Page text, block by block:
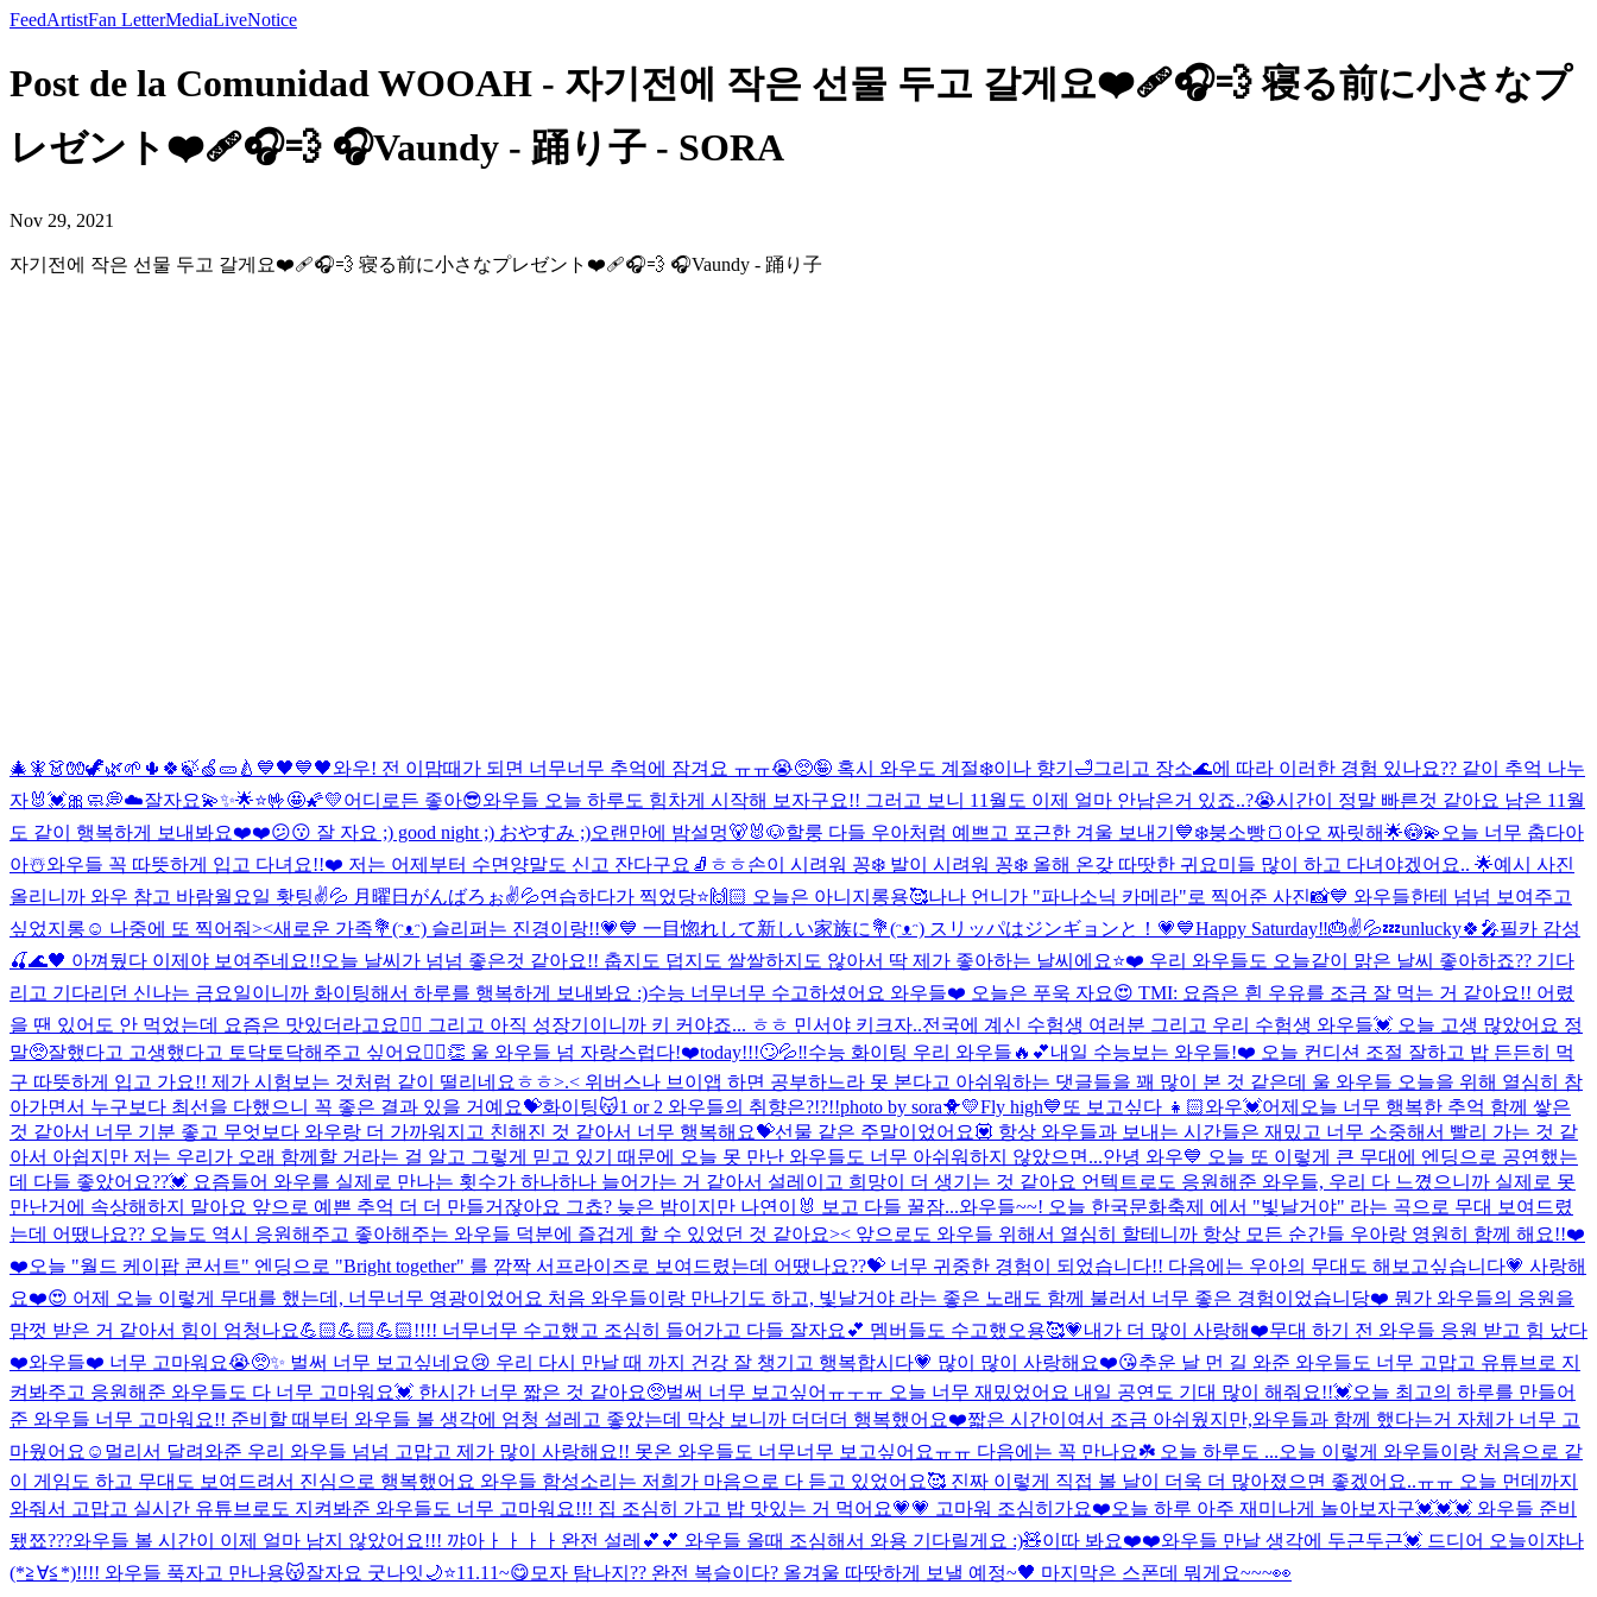
FeedArtistFan LetterMediaLiveNotice
Post de la Comunidad WOOAH - 자기전에 작은 선물 두고 갈게요❤️‍🩹🎧💨 寝る前に小さなプ
レゼント❤️‍🩹🎧💨 🎧Vaundy - 踊り子 - SORA
Nov 29, 2021
자기전에 작은 선물 두고 갈게요❤️‍🩹🎧💨 寝る前に小さなプレゼント❤️‍🩹🎧💨 🎧Vaundy - 踊り子
🎄🧚👗🧤🦖🌿🌱🌵🍀🍃🍏🥒🍐 💙🖤💙🖤와우! 전 이맘때가 되면 너무너무 추억에 잠겨요 ㅠㅠ😭🥺🤪 혹시 와우도 계절❄️이나 향기🛁그리고 장소🌊에 따라 이러한 경험 있나요?? 같이 추억 나누
자🐰💓🎀 🧼💭☁️잘자요💫✨🌟⭐️🤟🤩🌠💛어디로든 좋아😎와우들 오늘 하루도 힘차게 시작해 보자구요!! 그러고 보니 11월도 이제 얼마 안남은거 있죠..?😭시간이 정말 빠른것 같아요 남은 11월
도 같이 행복하게 보내봐요❤️❤️😕😗 잘 자요 ;) good night ;) おやすみ ;)오랜만에 밤설멍🐻🐰🐶할룽 다들 우아처럼 예쁘고 포근한 겨울 보내기💙❄️붕소빵🍞 아오 짜릿해🌟😳💫 오늘 너무 춥다아
아☃️와우들 꼭 따뜻하게 입고 다녀요!!❤️ 저는 어제부터 수면양말도 신고 잔다구요🧦ㅎㅎ손이 시려워 꽁❄️ 발이 시려워 꽁❄️ 올해 온갖 따땃한 귀요미들 많이 하고 다녀야겠어요.. 🌟예시 사진
올리니까 와우 참고 바람월요일 홧팅✌️💦 月曜日がんばろぉ✌️💦연습하다가 찍었당⭐️🙌🏻 오늘은 아니지롱용🥰나나 언니가 "파나소닉 카메라"로 찍어준 사진📸💙 와우들한테 넘넘 보여주고
싶었지롱☺️ 나중에 또 찍어줘><새로운 가족💐(ᵔᴥᵔ) 슬리퍼는 진경이랑!!💗💙 一目惚れして新しい家族に💐(ᵔᴥᵔ) スリッパはジンギョンと！💗💙Happy Saturday‼️🎂✌️💦💤unlucky🍀🎤필카 감성
🍒🌊🖤 아껴뒀다 이제야 보여주네요!!오늘 날씨가 넘넘 좋은것 같아요!! 춥지도 덥지도 쌀쌀하지도 않아서 딱 제가 좋아하는 날씨에요⭐️❤️ 우리 와우들도 오늘같이 맑은 날씨 좋아하죠?? 기다
리고 기다리던 신나는 금요일이니까 화이팅해서 하루를 행복하게 보내봐요 :)수능 너무너무 수고하셨어요 와우들❤️ 오늘은 푸욱 자요😍 TMI: 요즘은 흰 우유를 조금 잘 먹는 거 같아요!! 어렸
을 땐 있어도 안 먹었는데 요즘은 맛있더라고요👍🏻 그리고 아직 성장기이니까 키 커야죠... ㅎㅎ 민서야 키크자..전국에 계신 수험생 여러분 그리고 우리 수험생 와우들💓 오늘 고생 많았어요 정
말🥺잘했다고 고생했다고 토닥토닥해주고 싶어요🙆‍♀️👏 울 와우들 넘 자랑스럽다!❤️today!!!🙄💦‼️수능 화이팅 우리 와우들🔥💕내일 수능보는 와우들!❤️ 오늘 컨디션 조절 잘하고 밥 든든히 먹
구 따뜻하게 입고 가요!! 제가 시험보는 것처럼 같이 떨리네요ㅎㅎ>.< 위버스나 브이앱 하면 공부하느라 못 본다고 아쉬워하는 댓글들을 꽤 많이 본 것 같은데 울 와우들 오늘을 위해 열심히 참
아가면서 누구보다 최선을 다했으니 꼭 좋은 결과 있을 거예요💝화이팅😽1 or 2 와우들의 취향은?!?!!photo by sora🐥💛Fly high💙 또 보고싶다 👧🏻와우💓어제오늘 너무 행복한 추억 함께 쌓은
것 같아서 너무 기분 좋고 무엇보다 와우랑 더 가까워지고 친해진 것 같아서 너무 행복해요💝선물 같은 주말이었어요💟 항상 와우들과 보내는 시간들은 재밌고 너무 소중해서 빨리 가는 것 같
아서 아쉽지만 저는 우리가 오래 함께할 거라는 걸 알고 그렇게 믿고 있기 때문에 오늘 못 만난 와우들도 너무 아쉬워하지 않았으면...안녕 와우💙 오늘 또 이렇게 큰 무대에 엔딩으로 공연했는
데 다들 좋았어요??💓 요즘들어 와우를 실제로 만나는 횟수가 하나하나 늘어가는 거 같아서 설레이고 희망이 더 생기는 것 같아요 언텍트로도 응원해준 와우들, 우리 다 느꼈으니까 실제로 못
만난거에 속상해하지 말아요 앞으로 예쁜 추억 더 더 만들거잖아요 그쵸? 늦은 밤이지만 나연이🐰 보고 다들 꿀잠...와우들~~! 오늘 한국문화축제 에서 "빛날거야" 라는 곡으로 무대 보여드렸
는데 어땠나요?? 오늘도 역시 응원해주고 좋아해주는 와우들 덕분에 즐겁게 할 수 있었던 것 같아요>< 앞으로도 와우들 위해서 열심히 할테니까 항상 모든 순간들 우아랑 영원히 함께 해요!!❤️
❤️오늘 "월드 케이팝 콘서트" 엔딩으로 "Bright together" 를 깜짝 서프라이즈로 보여드렸는데 어땠나요??💝 너무 귀중한 경험이 되었습니다!! 다음에는 우아의 무대도 해보고싶습니다💗 사랑해
요❤️😍 어제 오늘 이렇게 무대를 했는데, 너무너무 영광이었어요 처음 와우들이랑 만나기도 하고, 빛날거야 라는 좋은 노래도 함께 불러서 너무 좋은 경험이었습니당❤️ 뭔가 와우들의 응원을
맘껏 받은 거 같아서 힘이 엄청나요💪🏻💪🏻💪🏻!!!! 너무너무 수고했고 조심히 들어가고 다들 잘자요💕 멤버들도 수고했오용🥰💗내가 더 많이 사랑해❤️무대 하기 전 와우들 응원 받고 힘 났다
❤️와우들❤️ 너무 고마워요😭🥺✨ 벌써 너무 보고싶네요😢 우리 다시 만날 때 까지 건강 잘 챙기고 행복합시다💗 많이 많이 사랑해요❤️😘추운 날 먼 길 와준 와우들도 너무 고맙고 유튜브로 지
켜봐주고 응원해준 와우들도 다 너무 고마워요💓 한시간 너무 짧은 것 같아요🥺벌써 너무 보고싶어ㅠㅜㅠ 오늘 너무 재밌었어요 내일 공연도 기대 많이 해줘요!!💓오늘 최고의 하루를 만들어
준 와우들 너무 고마워요!! 준비할 때부터 와우들 볼 생각에 엄청 설레고 좋았는데 막상 보니까 더더더 행복했어요❤️짧은 시간이여서 조금 아쉬웠지만,와우들과 함께 했다는거 자체가 너무 고
마웠어요☺️멀리서 달려와준 우리 와우들 넘넘 고맙고 제가 많이 사랑해요!! 못온 와우들도 너무너무 보고싶어요ㅠㅠ 다음에는 꼭 만나요☘️ 오늘 하루도 ...오늘 이렇게 와우들이랑 처음으로 같
이 게임도 하고 무대도 보여드려서 진심으로 행복했어요 와우들 함성소리는 저희가 마음으로 다 듣고 있었어요🥰 진짜 이렇게 직접 볼 날이 더욱 더 많아졌으면 좋겠어요..ㅠㅠ 오늘 먼데까지
와줘서 고맙고 실시간 유튜브로도 지켜봐준 와우들도 너무 고마워요!!! 집 조심히 가고 밥 맛있는 거 먹어요💗💗 고마워 조심히가요❤️오늘 하루 아주 재미나게 놀아보자구💓💓💓 와우들 준비
됐쬬???와우들 볼 시간이 이제 얼마 남지 않았어요!!! 꺄아ㅏㅏㅏㅏ완전 설레💕💕 와우들 올때 조심해서 와용 기다릴게요 :)🧸이따 봐요❤️❤️와우들 만날 생각에 두근두근💓 드디어 오늘이쟈나
(*≧∀≦*)!!!! 와우들 푹자고 만나용😽잘자요 굿나잇🌙⭐️11.11~😋 모자 탐나지?? 완전 복슬이다? 올겨울 따땃하게 보낼 예정~🖤 마지막은 스폰데 뭐게요~~~👀